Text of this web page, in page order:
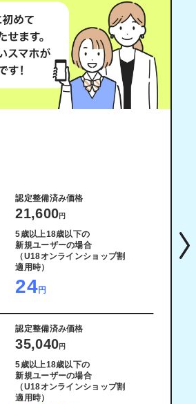
認定整備済み価格
21,600円
5歳以上18歳以下の
新規ユーザーの場合
（U18オンラインショップ割
適用時）
24円
認定整備済み価格
35,040円
5歳以上18歳以下の
新規ユーザーの場合
（U18オンラインショップ割
適用時）